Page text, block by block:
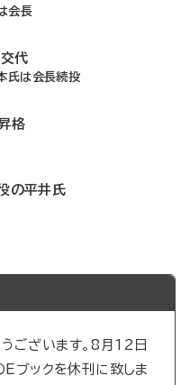
会長
代
氏は会長続投
格
の平井氏
ございます。8月12日
Eブックを休刊に致しま